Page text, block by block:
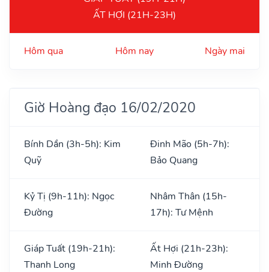
ẤT HỢI (21H-23H)
Hôm qua Hôm nay Ngày mai
Giờ Hoàng đạo 16/02/2020
Bính Dần (3h-5h): Kim
Quỹ
Đinh Mão (5h-7h):
Bảo Quang
Kỷ Tị (9h-11h): Ngọc
Đường
Nhâm Thân (15h-
17h): Tư Mệnh
Giáp Tuất (19h-21h):
Thanh Long
Ất Hợi (21h-23h):
Minh Đường